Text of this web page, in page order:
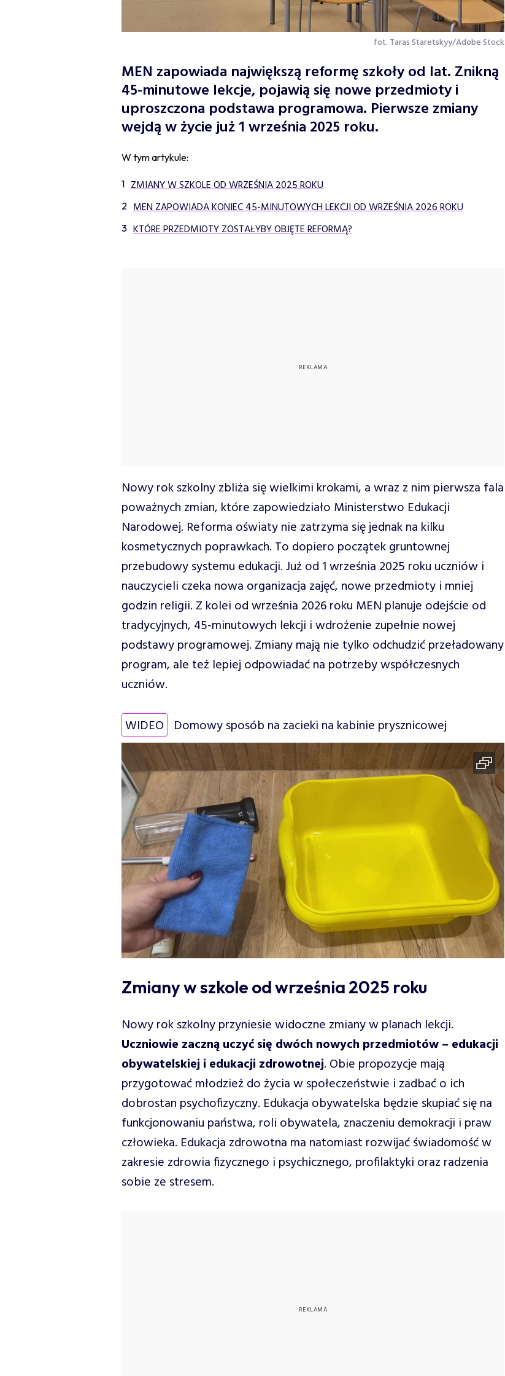
fot. Taras Staretskyy/Adobe Stock
MEN zapowiada największą reformę szkoły od lat. Znikną
45-minutowe lekcje, pojawią się nowe przedmioty i
uproszczona podstawa programowa. Pierwsze zmiany
wejdą w życie już 1 września 2025 roku.
W tym artykule:
ZMIANY W SZKOLE OD WRZEŚNIA 2025 ROKU
MEN ZAPOWIADA KONIEC 45-MINUTOWYCH LEKCJI OD WRZEŚNIA 2026 ROKU
KTÓRE PRZEDMIOTY ZOSTAŁYBY OBJĘTE REFORMĄ?
Nowy rok szkolny zbliża się wielkimi krokami, a wraz z nim pierwsza fala
poważnych zmian, które zapowiedziało Ministerstwo Edukacji
Narodowej. Reforma oświaty nie zatrzyma się jednak na kilku
kosmetycznych poprawkach. To dopiero początek gruntownej
przebudowy systemu edukacji. Już od 1 września 2025 roku uczniów i
nauczycieli czeka nowa organizacja zajęć, nowe przedmioty i mniej
godzin religii. Z kolei od września 2026 roku MEN planuje odejście od
tradycyjnych, 45-minutowych lekcji i wdrożenie zupełnie nowej
podstawy programowej. Zmiany mają nie tylko odchudzić przeładowany
program, ale też lepiej odpowiadać na potrzeby współczesnych
uczniów.
WIDEO Domowy sposób na zacieki na kabinie prysznicowej
Zmiany w szkole od września 2025 roku
Nowy rok szkolny przyniesie widoczne zmiany w planach lekcji.
Uczniowie zaczną uczyć się dwóch nowych przedmiotów – edukacji
obywatelskiej i edukacji zdrowotnej. Obie propozycje mają
przygotować młodzież do życia w społeczeństwie i zadbać o ich
dobrostan psychofizyczny. Edukacja obywatelska będzie skupiać się na
funkcjonowaniu państwa, roli obywatela, znaczeniu demokracji i praw
człowieka. Edukacja zdrowotna ma natomiast rozwijać świadomość w
zakresie zdrowia fizycznego i psychicznego, profilaktyki oraz radzenia
sobie ze stresem.